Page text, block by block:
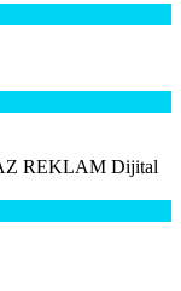
REKLAM Dijital